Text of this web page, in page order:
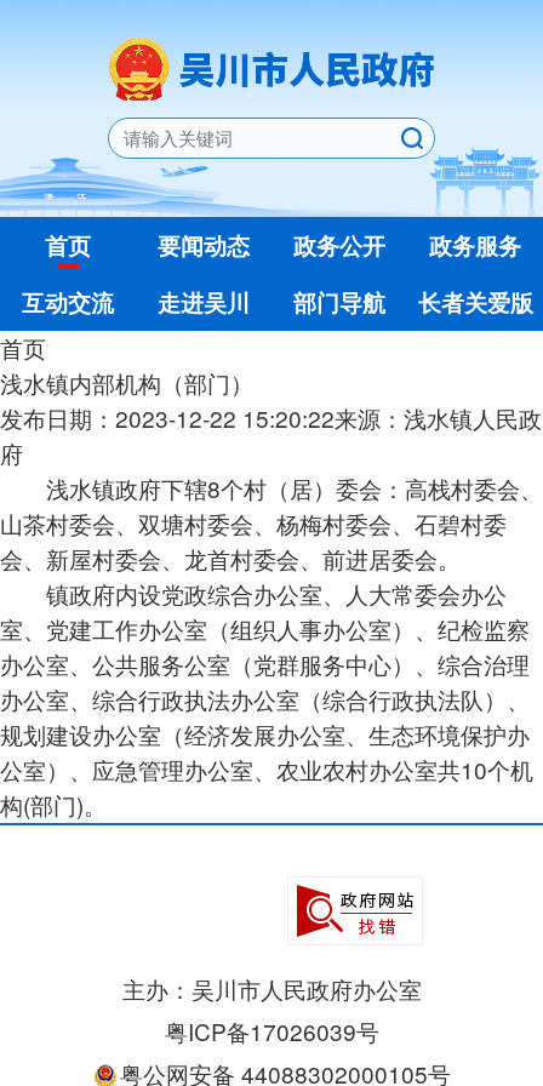
首页 要闻动态 政务公开
政务服务
互动交流
走进吴川 部门导航
长者关爱版
首页
浅水镇内部机构（部门）
发布日期：2023-12-22 15:20:22来源：浅水镇人民政
府
浅水镇政府下辖8个村（居）委会：高栈村委会、
山茶村委会、双塘村委会、杨梅村委会、石碧村委
会、新屋村委会、龙首村委会、前进居委会。
镇政府内设党政综合办公室、人大常委会办公
室、党建工作办公室（组织人事办公室）、纪检监察
办公室、公共服务公室（党群服务中心）、综合治理
办公室、综合行政执法办公室（综合行政执法队）、
规划建设办公室（经济发展办公室、生态环境保护办
公室）、应急管理办公室、农业农村办公室共10个机
构(部门)。
主办：吴川市人民政府办公室
粤ICP备17026039号
粤公网安备 44088302000105号